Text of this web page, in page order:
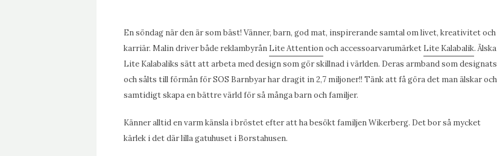
En söndag när den är som bäst! Vänner, barn, god mat, inspirerande samtal om livet, kreativitet och
karriär. Malin driver både reklambyrån Lite Attentionoch accessoarvarumärket Lite Kalabalik.
Lite Kalabaliks sätt att arbeta med design som gör skillnad i världen. Deras armband som designats
och sålts till förmån för SOS Barnbyar har dragit in 2,7 miljoner!! Tänk att få göra det man älskar och
samtidigt skapa en bättre värld för så många barn och familjer.
Känner alltid en varm känsla i bröstet efter att ha besökt familjen Wikerberg. Det bor så mycket
kärlek i det där lilla gatuhuset i Borstahusen.